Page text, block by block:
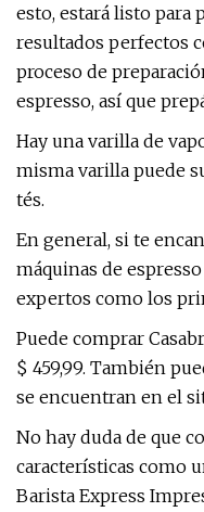
esto, estará listo para
resultados perfectos
proceso de
espresso, así que
Hay una varilla de
misma varilla puede
tés.
En general, si te
máquinas de
expertos como los
Puede comprar
$ 459,99. También
se encuentran en el
No hay duda de que
características como
Barista Express